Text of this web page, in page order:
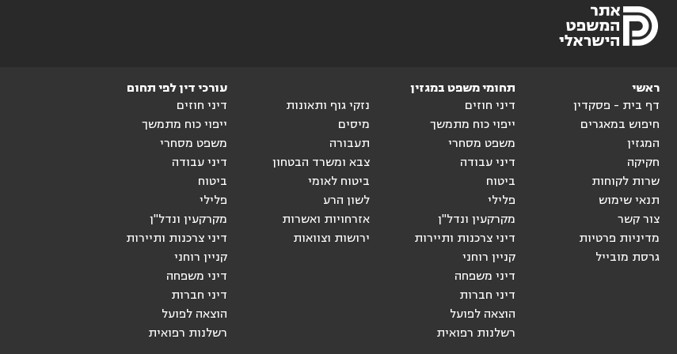
ראשי
דף בית - פסקדין
חיפוש במאגרים
המגזין
חקיקה
שרות לקוחות
תנאי שימוש
צור קשר
מדיניות פרטיות
גרסת מובייל
תחומי משפט במגזין
דיני חוזים
ייפוי כוח מתמשך
משפט מסחרי
דיני עבודה
ביטוח
פלילי
מקרקעין ונדל"ן
דיני צרכנות ותיירות
קניין רוחני
דיני משפחה
דיני חברות
הוצאה לפועל
רשלנות רפואית
נזקי גוף ותאונות
מיסים
תעבורה
צבא ומשרד הבטחון
ביטוח לאומי
לשון הרע
אזרחויות ואשרות
ירושות וצוואות
עורכי דין לפי תחום
דיני חוזים
ייפוי כוח מתמשך
משפט מסחרי
דיני עבודה
ביטוח
פלילי
מקרקעין ונדל"ן
דיני צרכנות ותיירות
קניין רוחני
דיני משפחה
דיני חברות
הוצאה לפועל
רשלנות רפואית